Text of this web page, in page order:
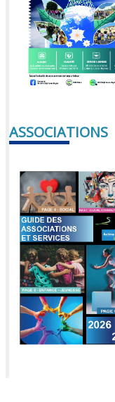
ASSOCIATIONS